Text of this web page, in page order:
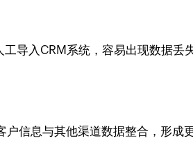
导入CRM系统，容易出现数据
信息与其他渠道数据整合，形